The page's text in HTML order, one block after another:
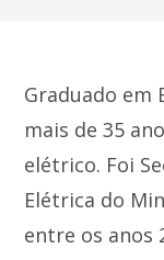
Graduado em
mais de 35
elétrico. Foi
Elétrica do
entre os anos